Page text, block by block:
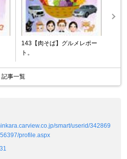
143【肉そば】グルメレポー
ト。
記事一覧
smart/userid/342869
profile.aspx